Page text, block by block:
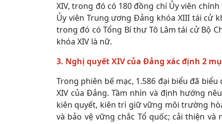
XIV, trong đó có 180 đồng chí Ủy viên
Ủy viên Trung ương Đảng khóa XIII tái cử
trong đó có Tổng Bí thư Tô Lâm tái cử Bộ
khóa XIV là nữ.
3. Nghị quyết XIV của Đảng xác định 2
Trong phiên bế mạc, 1.586 đại biểu đã
XIV của Đảng. Tầm nhìn và định hướng
kiên quyết, kiên trì giữ vững môi trường
và bảo vệ vững chắc Tổ quốc; cải thiện